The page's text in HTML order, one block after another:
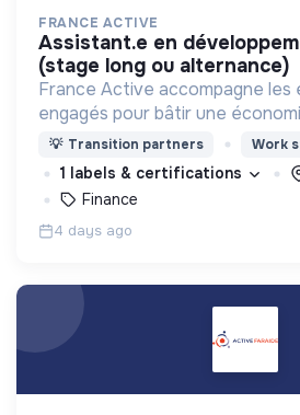
FRANCE ACTIVE
assistant.e en développement commercial
(stage long ou alternance)
France Active accompagne les
engagés pour bâtir une
plus inclusive et plus durable.
💡 Transition partners Work
1 labels & certifications
Finance
4 days ago